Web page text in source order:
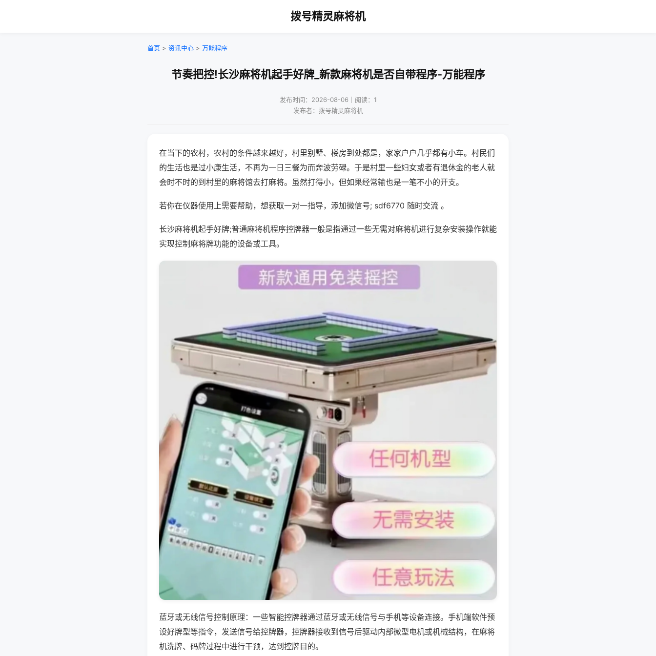
拨号精灵麻将机
首页 > 资讯中心 > 万能程序
节奏把控!长沙麻将机起手好牌_新款麻将机是否自带程序-万能程序
发布时间：2026-08-06｜阅读：1
发布者：拨号精灵麻将机
在当下的农村，农村的条件越来越好，村里别墅、楼房到处都是，家家户户几乎都有小车。村民们
的生活也是过小康生活，不再为一日三餐为而奔波劳碌。于是村里一些妇女或者有退休金的老人就
会时不时的到村里的麻将馆去打麻将。虽然打得小，但如果经常输也是一笔不小的开支。
若你在仪器使用上需要帮助，想获取一对一指导，添加微信号; sdf6770 随时交流 。
长沙麻将机起手好牌;普通麻将机程序控牌器一般是指通过一些无需对麻将机进行复杂安装操作就能
实现控制麻将牌功能的设备或工具。
蓝牙或无线信号控制原理：一些智能控牌器通过蓝牙或无线信号与手机等设备连接。手机端软件预
设好牌型等指令，发送信号给控牌器，控牌器接收到信号后驱动内部微型电机或机械结构，在麻将
机洗牌、码牌过程中进行干预，达到控牌目的。